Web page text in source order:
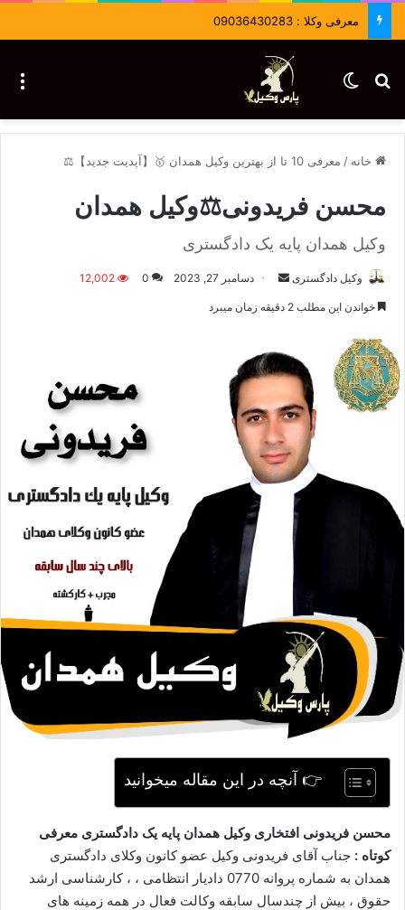
معرفی وکلا : 09036430283
جستجو برایتغییر پوسته
خانه / معرفی 10 تا از بهترین وکیل همدان 🥇【آپدیت جدید】⚖️
محسن فریدونی⚖️وکیل همدان
وکیل همدان پایه یک دادگستری
وکیل دادگستری
ل
ی
ی
ل
دسامبر 27, 2023 0
12,002
خواندن این مطلب 2 دقیقه زمان میبرد
👉 آنچه در این مقاله میخوانید
محسن فریدونی افتخاری وکیل همدان پایه یک دادگستری معرفی
کوتاه : جناب آقای فریدونی وکیل عضو کانون وکلای دادگستری
همدان به شماره پروانه 0770 دادیار انتظامی ، ، کارشناسی ارشد
حقوق ، بیش از چندسال سابقه وکالت فعال در همه زمینه های